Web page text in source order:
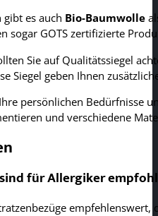
es auch Bio-Baumwolle
sogar GOTS zertifizierte
Sie auf Qualitätssiegel
Siegel geben Ihnen
persönlichen Bedürfnisse
und verschiedene
für Allergiker